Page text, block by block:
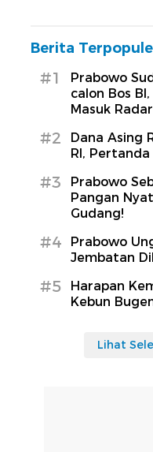
Berita
#1
Prabowo
calon Bos
Masuk Radar
#2
Dana Asing
RI, Pertanda
#3
Prabowo
Pangan
Gudang!
#4
Prabowo
Jembatan
#5
Harapan
Kebun
Lihat